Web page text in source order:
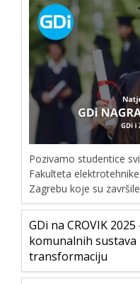
Pozivamo studentice
Fakulteta
Zagrebu koje su
GDi na CROVIK
komunalnih
transformaciju